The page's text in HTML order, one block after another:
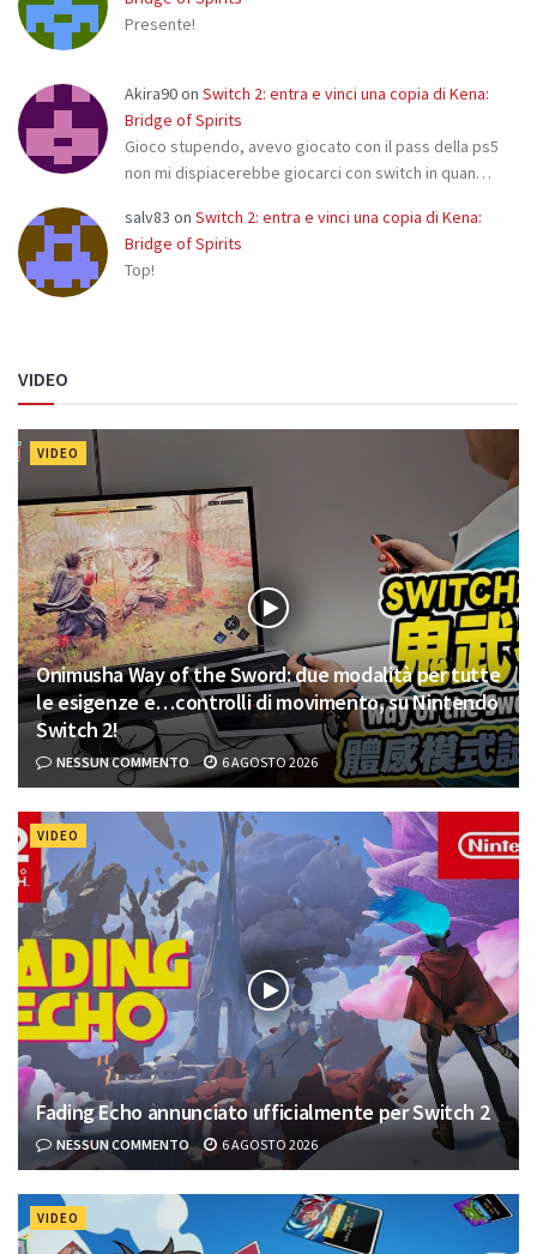
Presente!
Akira90on Switch 2: entra e vinci una copia di Kena:
Bridge of Spirits
Gioco stupendo, avevo giocato con il pass della ps5
non mi dispiacerebbe giocarci con switch in quan…
salv83 on Switch 2: entra e vinci una copia di Kena:
Bridge of Spirits
Top!
VIDEO
VIDEO
Onimusha Way of the Sword: due modalità per tutte
le esigenze e…controlli di movimento, su Nintendo
Switch 2!
NESSUN COMMENTO 6 AGOSTO 2026
VIDEO
Fading Echo annunciato ufficialmente per Switch 2
NESSUN COMMENTO 6 AGOSTO 2026
VIDEO